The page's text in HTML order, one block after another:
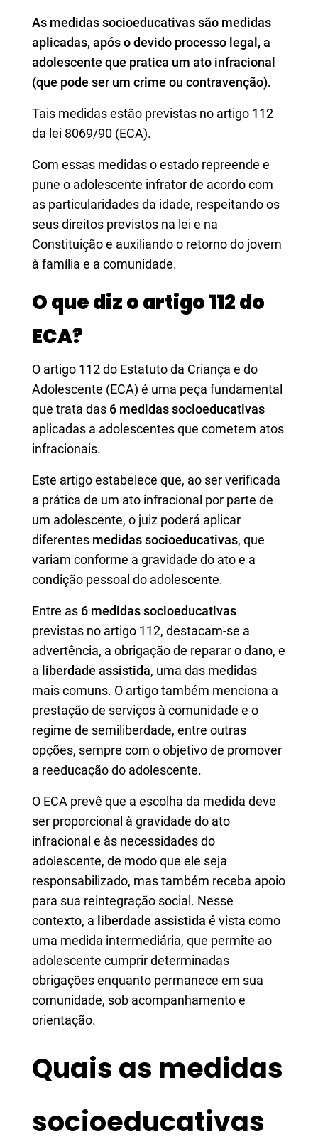
As medidas socioeducativas são medidas
aplicadas, após o devido processo legal, a
adolescente que pratica um ato infracional
(que pode ser um crime ou contravenção).
Tais medidas estão previstas no artigo 112
da lei 8069/90 (ECA).
Com essas medidas o estado repreende e
pune o adolescente infrator de acordo com
as particularidades da idade, respeitando os
seus direitos previstos na lei e na
Constituição e auxiliando o retorno do jovem
à família e a comunidade.
O que diz o artigo 112 do
ECA?
O artigo 112 do Estatuto da Criança e do
Adolescente (ECA) é uma peça fundamental
que trata das 6 medidas socioeducativas
aplicadas a adolescentes que cometem atos
infracionais.
Este artigo estabelece que, ao ser verificada
a prática de um ato infracional por parte de
um adolescente, o juiz poderá aplicar
diferentes medidas socioeducativas, que
variam conforme a gravidade do ato e a
condição pessoal do adolescente.
Entre as 6 medidas socioeducativas
previstas no artigo 112, destacam-se a
advertência, a obrigação de reparar o dano, e
a liberdade assistida, uma das medidas
mais comuns. O artigo também menciona a
prestação de serviços à comunidade e o
regime de semiliberdade, entre outras
opções, sempre com o objetivo de promover
a reeducação do adolescente.
O ECA prevê que a escolha da medida deve
ser proporcional à gravidade do ato
infracional e às necessidades do
adolescente, de modo que ele seja
responsabilizado, mas também receba apoio
para sua reintegração social. Nesse
contexto, a liberdade assistida é vista como
uma medida intermediária, que permite ao
adolescente cumprir determinadas
obrigações enquanto permanece em sua
comunidade, sob acompanhamento e
orientação.
Quais as medidas
socioeducativas